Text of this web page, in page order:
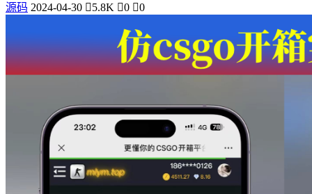
源码 2024-04-30 5.8K 0 0